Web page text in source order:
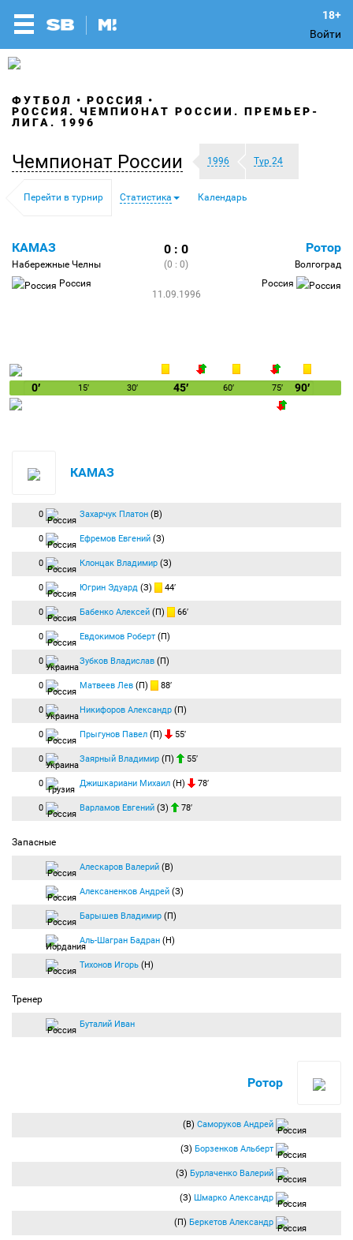
Войти
ФУТБОЛ
РОССИЯ
РОССИЯ. ЧЕМПИОНАТ РОССИИ. ПРЕМЬЕР-
ЛИГА. 1996
Чемпионат России 1996 Тур 24
Перейти в турнир Статистика Календарь
КАМАЗ
Набережные Челны
Россия
0 : 0
(0 : 0)
11.09.1996
Ротор
Волгоград
Россия
0′ 15′ 30′ 45′ 60′ 75′ 90′
КАМАЗ
0 Захарчук Платон (В)
0 Ефремов Евгений (З)
0 Клонцак Владимир (З)
0 Югрин Эдуард (З) 44′
0 Бабенко Алексей (П) 66′
0 Евдокимов Роберт (П)
0 Зубков Владислав (П)
0 Матвеев Лев (П) 88′
0 Никифоров Александр (П)
0 Прыгунов Павел (П) 55′
0 Заярный Владимир (П) 55′
0 Джишкариани Михаил (Н) 78′
0 Варламов Евгений (З) 78′
Запасные
Алескаров Валерий (В)
Алексаненков Андрей (З)
Барышев Владимир (П)
Аль-Шагран Бадран (Н)
Тихонов Игорь (Н)
Тренер
Буталий Иван
Ротор
(В) Саморуков Андрей
(З) Борзенков Альберт
(З) Бурлаченко Валерий
(З) Шмарко Александр
(П) Беркетов Александр